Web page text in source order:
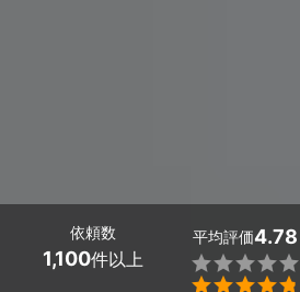
依頼数
1,100件以上
平均評価4.78

